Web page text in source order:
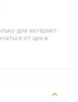
для интернет-
от цен в